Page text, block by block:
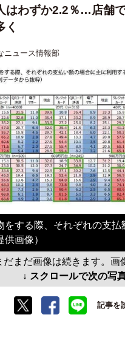
はわずか2.2％…店舗
く
ニュース情報部
をする際、それぞれの支払
画像）
だまだ画像は続きます。画
↓ スクロールで次の写
記事を